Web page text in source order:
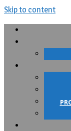
Skip to content